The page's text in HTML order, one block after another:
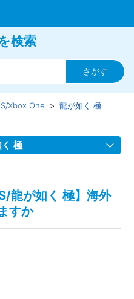
検索
Xbox One 龍が如く 極
極
取扱説明書（マニュアル）
プレイ動画やゲーム画面写
してもいいですか
龍が如く 極】海外
すか